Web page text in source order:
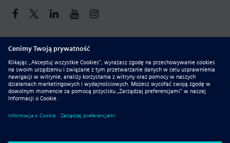
siemens.com Global Website
Whistleblowing
Corporate Information
DMCA
Privacy Notice
Terms of Use
Digital ID Report Piracy